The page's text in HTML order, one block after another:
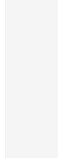
必须知道！
建议！
的活动更加丰
实用技巧分享
知道！
个高效方法值得